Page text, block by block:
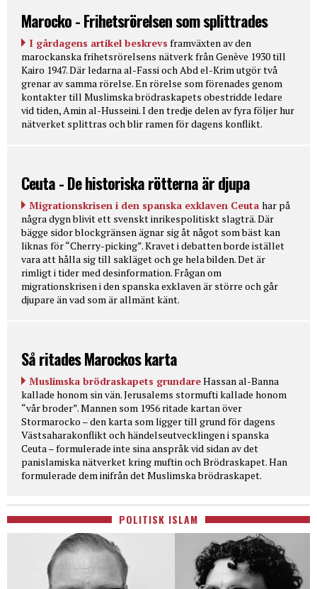
Marocko - Frihetsrörelsen som splittrades
I gårdagens artikel beskrevs framväxten av den
marockanska frihetsrörelsens nätverk från Genève 1930 till
Kairo 1947. Där ledarna al-Fassi och Abd el-Krim utgör två
grenar av samma rörelse. En rörelse som förenades genom
kontakter till Muslimska brödraskapets obestridde ledare
vid tiden, Amin al-Husseini. I den tredje delen av fyra följer hur
nätverket splittras och blir ramen för dagens konflikt.
Ceuta - De historiska rötterna är djupa
Migrationskrisen i den spanska exklaven Ceuta har på
några dygn blivit ett svenskt inrikespolitiskt slagträ. Där
bägge sidor blockgränsen ägnar sig åt något som bäst kan
liknas för “Cherry-picking”. Kravet i debatten borde istället
vara att hålla sig till sakläget och ge hela bilden. Det är
rimligt i tider med desinformation. Frågan om
migrationskrisen i den spanska exklaven är större och går
djupare än vad som är allmänt känt.
Så ritades Marockos karta
Muslimska brödraskapets grundareHassan al-Banna
kallade honom sin vän. Jerusalems stormufti kallade honom
“vår broder”. Mannen som 1956 ritade kartan över
Stormarocko – den karta som ligger till grund för dagens
Västsaharakonflikt och händelseutvecklingen i spanska
Ceuta – formulerade inte sina anspråk vid sidan av det
panislamiska nätverket kring muftin och Brödraskapet. Han
formulerade dem inifrån det Muslimska brödraskapet.
POLITISK ISLAM